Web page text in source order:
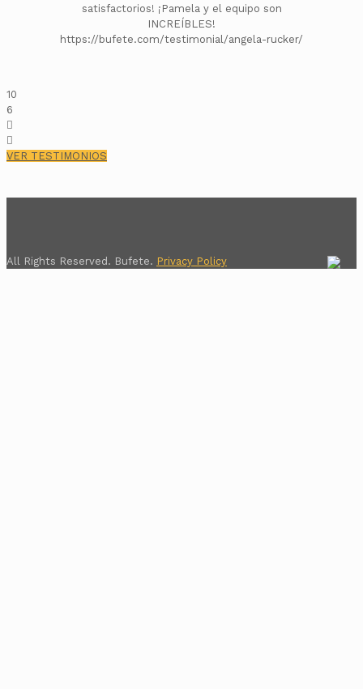
10
6
satisfactorios! ¡Pamela y el equipo son
INCREÍBLES!
https://bufete.com/testimonial/angela-rucker/
VER TESTIMONIOS
All Rights Reserved. Bufete. Privacy Policy